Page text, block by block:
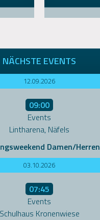
NÄCHSTE EVENTS
12.09.2026
09:00
Events
Lintharena, Näfels
Damen/Herren
03.10.2026
07:45
Events
Schulhaus Kronenwiese